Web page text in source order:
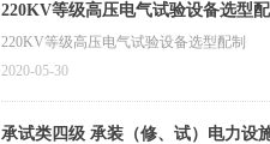
220KV等级高压电气试验设备选型配
220KV等级高压电气试验设备选型配制
2020-05-30
承试类四级 承装（修、试）